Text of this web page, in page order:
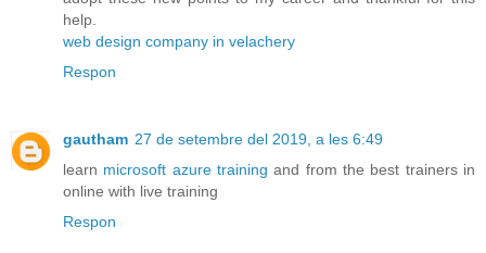
help.
web design company in velachery
Respon
gautham 27 de setembre del 2019, a les 6:49
learn microsoft azure training and from the best trainers in
online with live training
Respon